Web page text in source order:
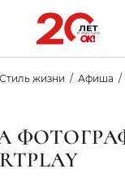
Стиль жизни Афиша